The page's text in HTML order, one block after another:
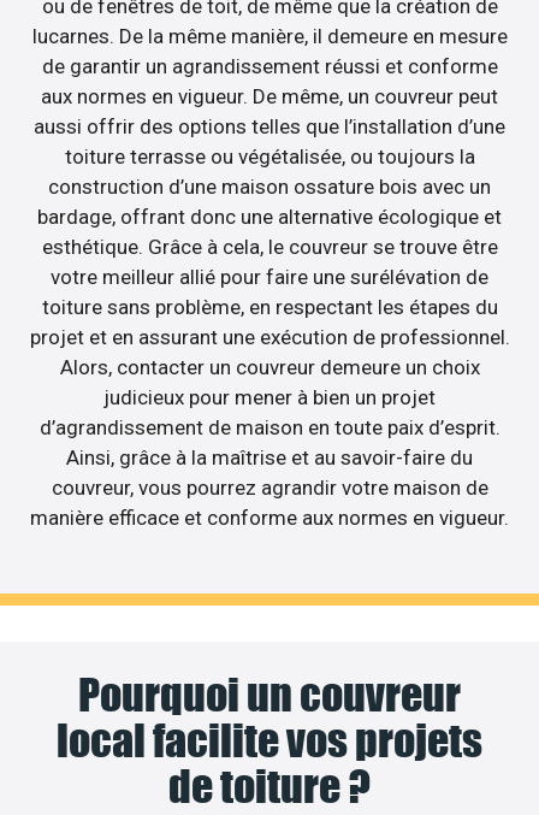
ou de fenêtres de toit, de même que la création de
lucarnes. De la même manière, il demeure en mesure
de garantir un agrandissement réussi et conforme
aux normes en vigueur. De même, un couvreur peut
aussi offrir des options telles que l’installation d’une
toiture terrasse ou végétalisée, ou toujours la
construction d’une maison ossature bois avec un
bardage, offrant donc une alternative écologique et
esthétique. Grâce à cela, le couvreur se trouve être
votre meilleur allié pour faire une surélévation de
toiture sans problème, en respectant les étapes du
projet et en assurant une exécution de professionnel.
Alors, contacter un couvreur demeure un choix
judicieux pour mener à bien un projet
d’agrandissement de maison en toute paix d’esprit.
Ainsi, grâce à la maîtrise et au savoir-faire du
couvreur, vous pourrez agrandir votre maison de
manière efficace et conforme aux normes en vigueur.
Pourquoi un couvreur
local facilite vos projets
de toiture ?